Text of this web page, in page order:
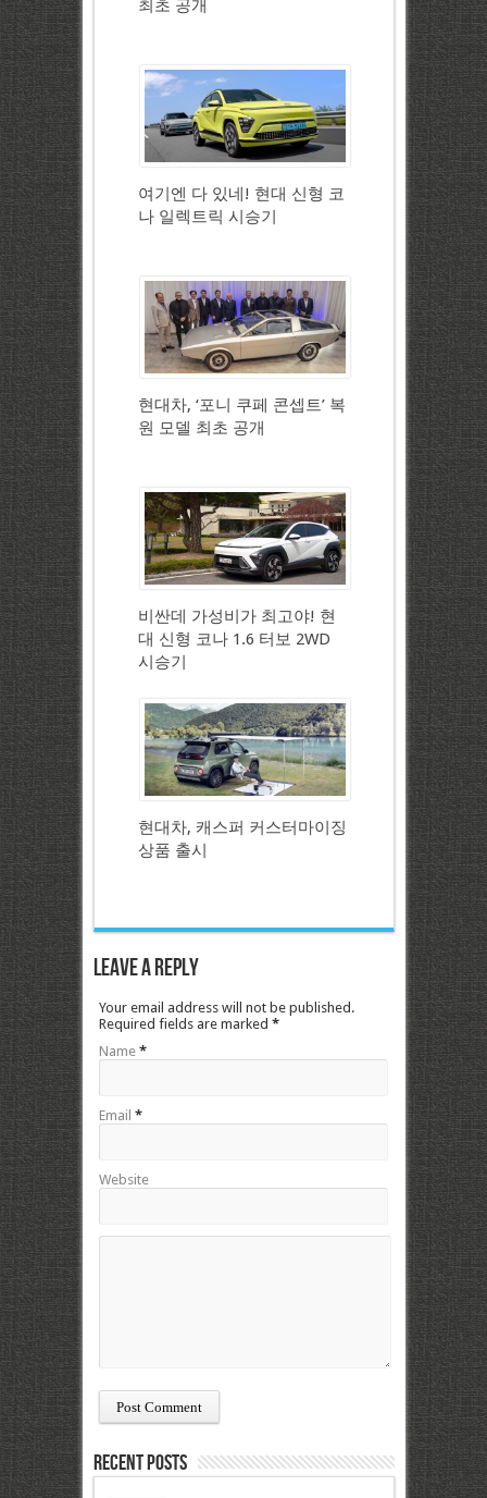
최초 공개
여기엔 다 있네! 현대 신형 코
나 일렉트릭 시승기
현대차, ‘포니 쿠페 콘셉트’ 복
원 모델 최초 공개
비싼데 가성비가 최고야! 현
대 신형 코나 1.6 터보 2WD
시승기
현대차, 캐스퍼 커스터마이징
상품 출시
Leave a Reply
Your email address will not be published.
Required fields are marked *
Name *
Email *
Website
Recent Posts